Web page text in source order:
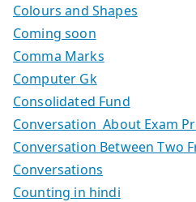
Colours and Shapes
Coming soon
Comma Marks
Computer Gk
Consolidated Fund
Conversation About Exam
Conversation Between Two
Conversations
Counting in hindi